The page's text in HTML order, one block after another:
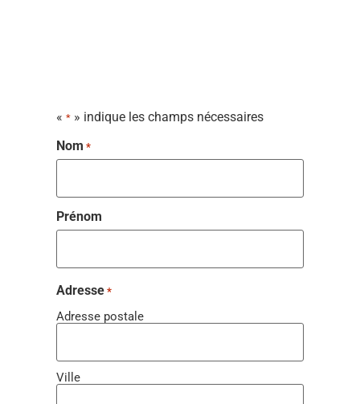
« * » indique les champs nécessaires
Nom *
Prénom
Adresse *
Adresse postale
Ville